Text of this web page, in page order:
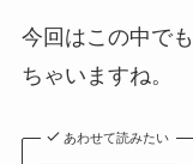
今回はこの中で
ちゃいますね。
あわせて読みたい